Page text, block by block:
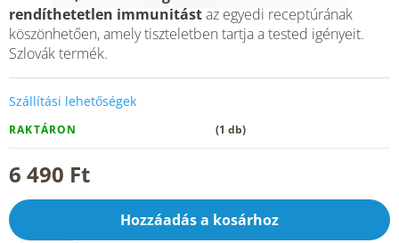
6 490 Ft
RAKTÁRON (1 db)
Szállítási lehetőségek
Hozzáadás a kosárhoz
rendíthetetlen immunitástaz egyedi receptúrának
köszönhetően, amely tiszteletben tartja a tested igényeit.
Szlovák termék.